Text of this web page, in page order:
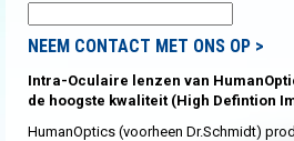
NEEM CONTACT MET ONS OP >
Intra-Oculaire lenzen van
de hoogste kwaliteit (High Defintion
HumanOptics (voorheen Dr.Schmidt)